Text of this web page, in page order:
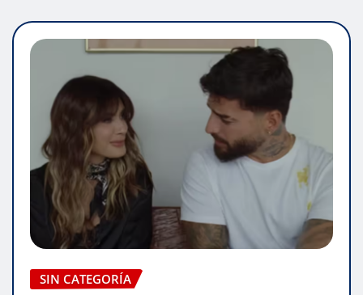
SIN CATEGORÍA